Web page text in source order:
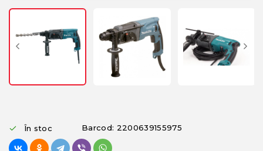
În stoc Barcod: 2200639155975